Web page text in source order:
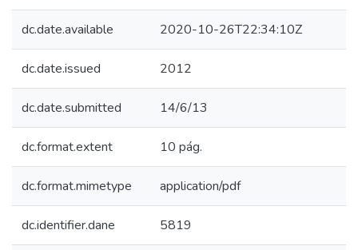
dc.date.available 2020-10-26T22:34:10Z
dc.date.issued 2012
dc.date.submitted 14/6/13
dc.format.extent 10 pág.
dc.format.mimetype application/pdf
dc.identifier.dane 5819